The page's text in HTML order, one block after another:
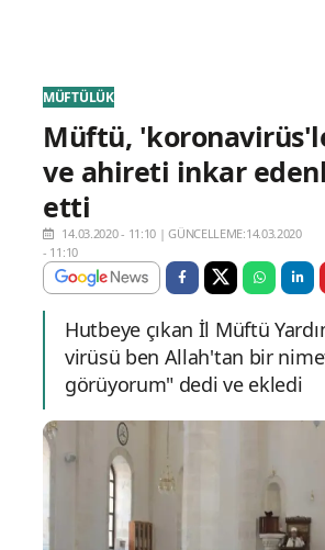
MÜFTÜLÜK
Müftü,
ve ahireti inkar
etti
14.03.2020 - 11:10 |GÜNCELLEME:14.03.2020
- 11:10
Hutbeye çıkan İl Müftü
virüsü ben Allah'tan bir
görüyorum" dedi ve ekledi